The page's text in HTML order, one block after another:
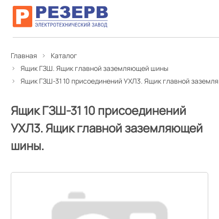
Главная
Каталог
Ящик ГЗШ. Ящик главной заземляющей шины
Ящик ГЗШ-31 10 присоединений УХЛ3. Ящик главной
Ящик ГЗШ-31 10 присоединений
УХЛ3. Ящик главной заземляющей
шины.